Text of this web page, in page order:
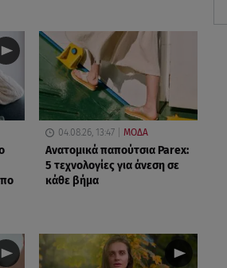
04.08.26, 13:47 ΜΟΔΑ
Ανατομικά παπούτσια Parex:
5 τεχνολογίες για άνεση σε
κάθε βήμα